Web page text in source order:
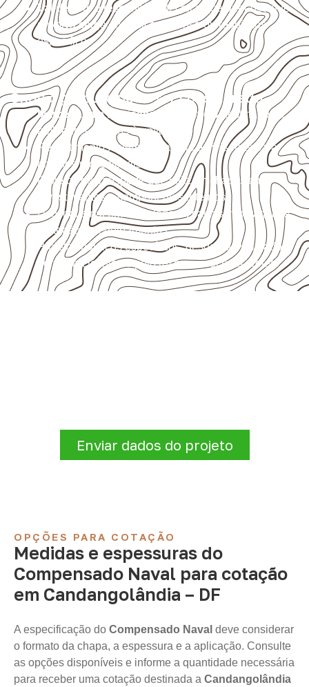
Valide com o responsável técnico qualquer uso que
envolva carga, exposição intensa ou requisitos
específicos.
Onde o produto pode ser considerado
Marcenaria e fabricação de móveisdestinados a
ambientes sujeitos à umidade.
Revestimentos internos, painéis e divisórias para
projetos profissionais.
Projetos de transporte que utilizam chapas em
revestimentos e componentes internos.
Uso industrial em embalagens, caixas, montagem e
proteção de equipamentos.
Projetos náuticos específicos, desde que validados
pela ficha técnica e pelo responsável pelo projeto.
Enviar dados do projeto
OPÇÕES PARA COTAÇÃO
Medidas e espessuras do
Compensado Naval para cotação
em Candangolândia – DF
A especificação do Compensado Naval deve considerar
o formato da chapa, a espessura e a aplicação. Consulte
as opções disponíveis e informe a quantidade necessária
para receber uma cotação destinada a Candangolândia